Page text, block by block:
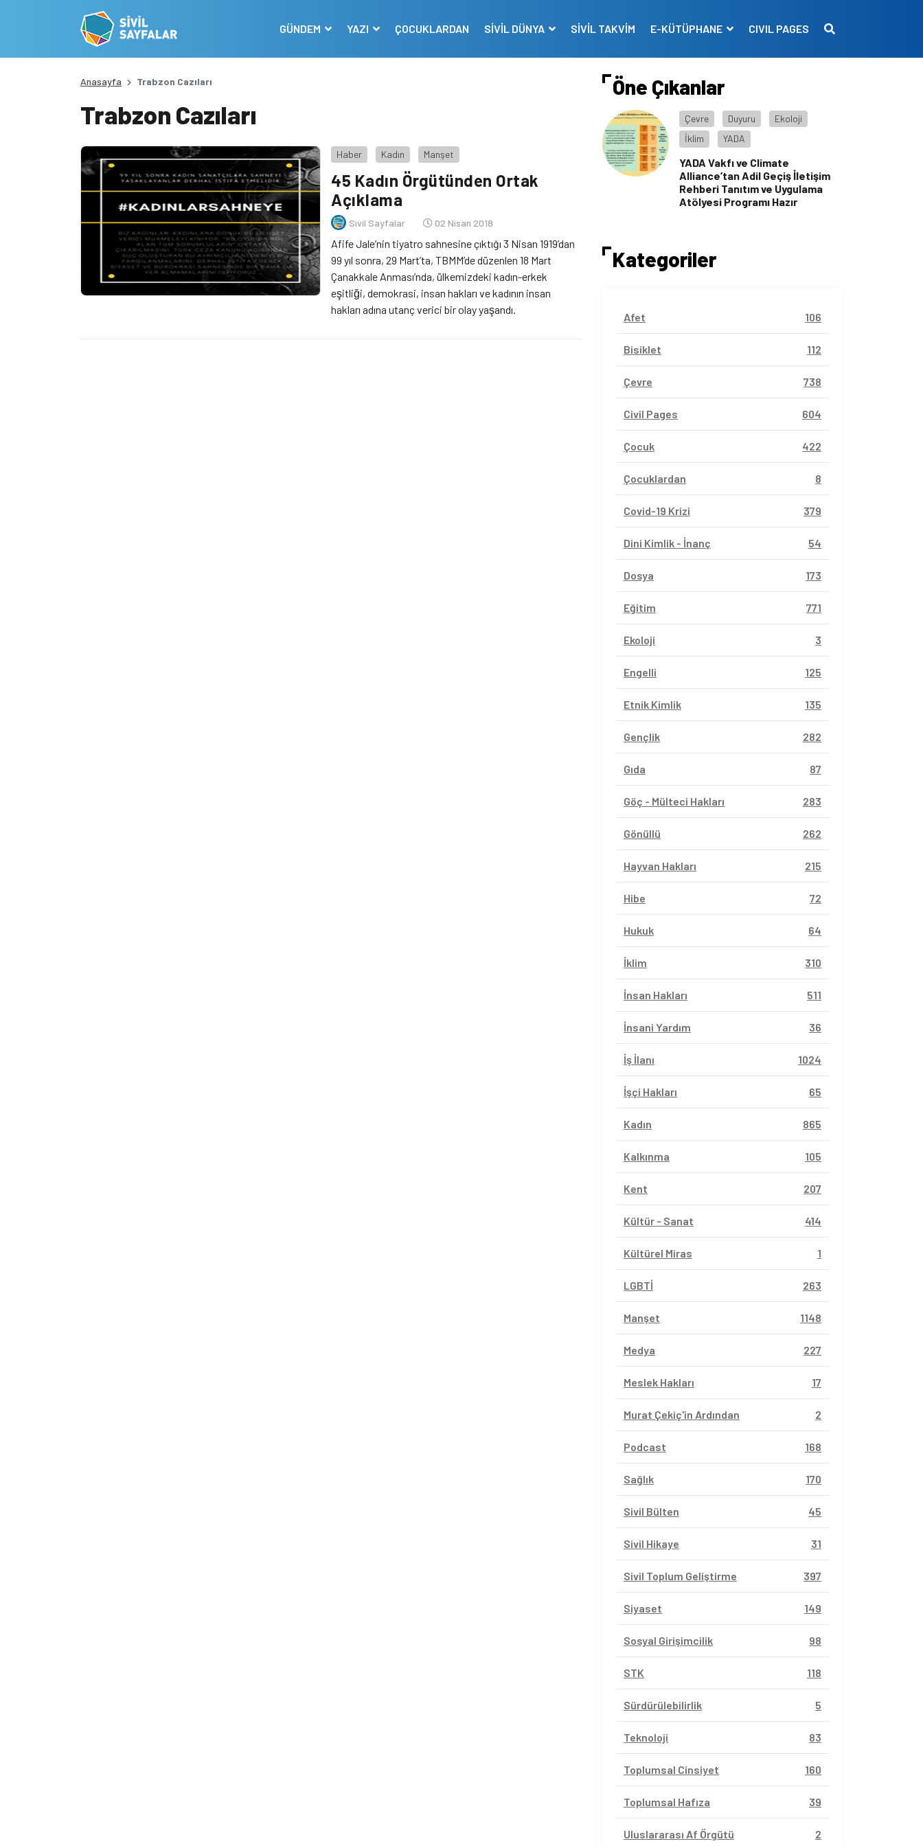
GÜNDEM YAZI ÇOCUKLARDAN SİVİL DÜNYA SİVİL TAKVİM E-KÜTÜPHANE CIVIL PAGES
Anasayfa Trabzon Cazıları
Trabzon Cazıları
Haber Kadın Manşet
45 Kadın Örgütünden Ortak
Açıklama
Sivil Sayfalar 02 Nisan 2018
Afife Jale’nin tiyatro sahnesine çıktığı 3 Nisan 1919’dan
99 yıl sonra, 29 Mart’ta, TBMM’de düzenlen 18 Mart
Çanakkale Anması’nda, ülkemizdeki kadın-erkek
eşitliği, demokrasi, insan hakları ve kadının insan
hakları adına utanç verici bir olay yaşandı.
Öne Çıkanlar
Çevre Duyuru
Ekoloji
İklim
YADA
YADA Vakfı ve Climate
Alliance’tan Adil Geçiş İletişim
Rehberi Tanıtım ve Uygulama
Atölyesi Programı Hazır
Kategoriler
Afet 106
Bisiklet 112
Çevre 738
Civil Pages 604
Çocuk 422
Çocuklardan 8
Covid-19 Krizi 379
Dini Kimlik - İnanç 54
Dosya 173
Eğitim 771
Ekoloji 3
Engelli 125
Etnik Kimlik 135
Gençlik 282
Gıda 87
Göç - Mülteci Hakları 283
Gönüllü 262
Hayvan Hakları 215
Hibe 72
Hukuk 64
İklim 310
İnsan Hakları 511
İnsani Yardım 36
İş İlanı 1024
İşçi Hakları 65
Kadın 865
Kalkınma 105
Kent 207
Kültür - Sanat 414
Kültürel Miras 1
LGBTİ 263
Manşet 1148
Medya 227
Meslek Hakları 17
Murat Çekiç'in Ardından 2
Podcast 168
Sağlık 170
Sivil Bülten 45
Sivil Hikaye 31
Sivil Toplum Geliştirme 397
Siyaset 149
Sosyal Girişimcilik 98
STK 118
Sürdürülebilirlik 5
Teknoloji 83
Toplumsal Cinsiyet 160
Toplumsal Hafıza 39
Uluslararası Af Örgütü 2